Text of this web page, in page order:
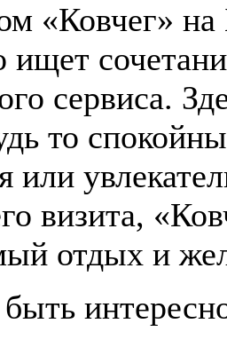
«Ковчег»
ищет
сервиса.
то
или
визита,
отдых и